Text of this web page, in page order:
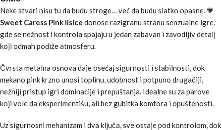
Neke stvari nisu tu da budu stroge… već da budu slatko opasne. 💗
Sweet Caress Pink lisice donose razigranu stranu senzualne igre,
gde se nežnost i kontrola spajaju u jedan zabavan i zavodljiv detalj
koji odmah podiže atmosferu.
Čvrsta metalna osnova daje osećaj sigurnosti i stabilnosti, dok
mekano pink krzno unosi toplinu, udobnost i potpuno drugačiji,
nežniji pristup igri dominacije i prepuštanja. Idealne su za parove
koji vole da eksperimentišu, ali bez gubitka komfora i opuštenosti.
Uz sigurnosni mehanizam i dva ključa, sve ostaje pod kontrolom, dok